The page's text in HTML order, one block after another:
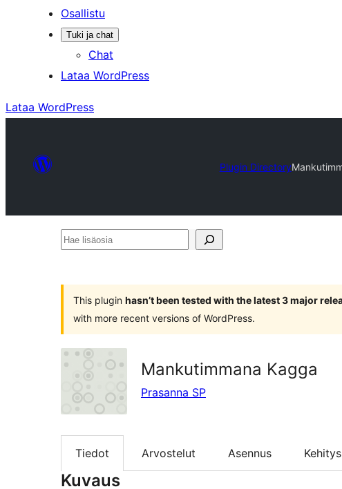
Osallistu
Tuki ja chat
Chat
Lataa WordPress
Lataa WordPress
Plugin Directory
Hae
This plugin hasn’t been tested with the latest 3 major
with more recent versions of WordPress.
Mankutimmana Kagga
Prasanna SP
Tiedot Arvostelut Asennus Kehitys
Kuvaus